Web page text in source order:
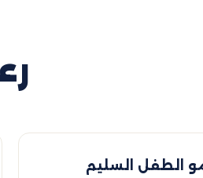
الطفل السليم